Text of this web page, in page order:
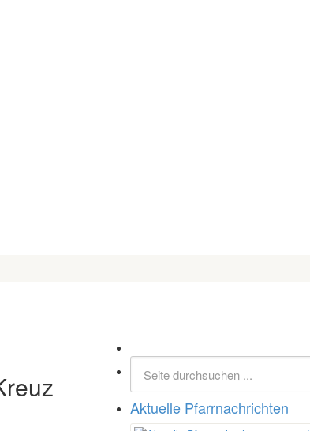
Aktuelle Pfarrnachrichten